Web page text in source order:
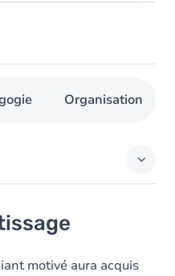
Organisation
motivé aura acquis